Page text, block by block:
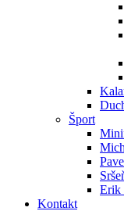
Šport
Erik
Kontakt